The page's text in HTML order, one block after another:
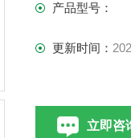
产品型号：
更新时间：
立即咨